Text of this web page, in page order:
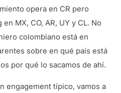
opera en CR pero
MX, CO, AR, UY y CL. No
colombiano está en
sobre en qué país está
por qué lo sacamos de ahí.
engagement típico, vamos a